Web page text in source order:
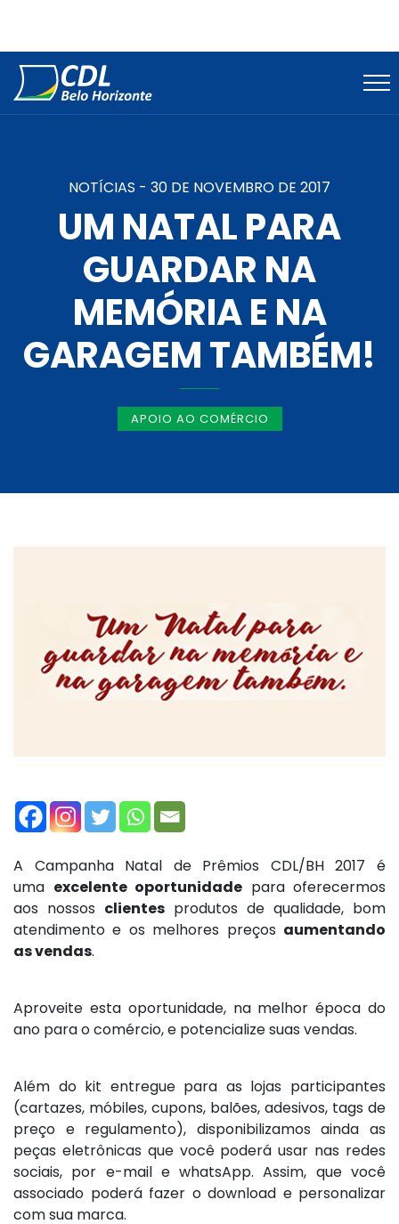
NOTÍCIAS - 30 DE NOVEMBRO DE 2017
UM NATAL PARA
GUARDAR NA
MEMÓRIA E NA
GARAGEM TAMBÉM!
APOIO AO COMÉRCIO
A Campanha Natal de Prêmios CDL/BH 2017 é
uma excelente oportunidade para oferecermos
aos nossos clientes produtos de qualidade, bom
atendimento e os melhores preços aumentando
as vendas.
Aproveite esta oportunidade, na melhor época do
ano para o comércio, e potencialize suas vendas.
Além do kit entregue para as lojas participantes
(cartazes, móbiles, cupons, balões, adesivos, tags de
preço e regulamento), disponibilizamos ainda as
peças eletrônicas que você poderá usar nas redes
sociais, por e-mail e whatsApp. Assim, que você
associado poderá fazer o download e personalizar
com sua marca.